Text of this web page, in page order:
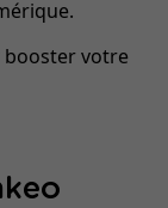
booster votre